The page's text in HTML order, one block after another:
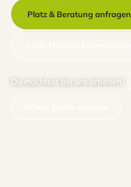
Platz & Beratung anfragen
Du möchtest bei uns arbeiten?